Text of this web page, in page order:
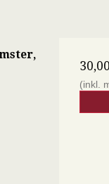
(inkl.